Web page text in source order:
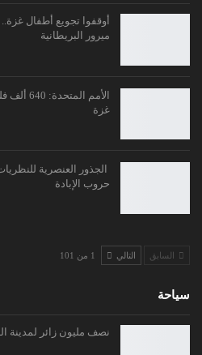
أوقفوا تجويع أطفال
ميرور البريطانية
الأمم
غزة
الجذور العنصرية
حروب الإبادة
السابق التالي 1 من 101
سياحة
نصف مليون زائر لمدينة